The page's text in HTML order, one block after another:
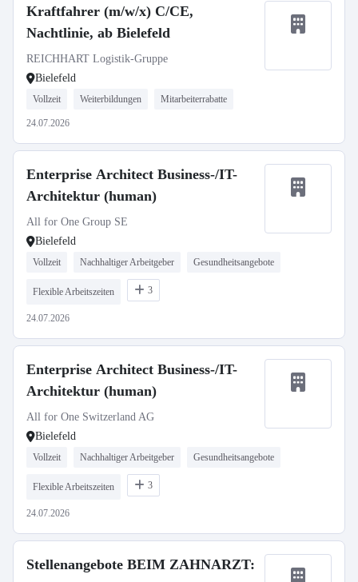
Kraftfahrer (m/w/x) C/CE,
Nachtlinie, ab Bielefeld
REICHHART Logistik-Gruppe
Bielefeld
Vollzeit Weiterbildungen Mitarbeiterrabatte
24.07.2026
Enterprise Architect Business-/IT-
Architektur (human)
All for One Group SE
Bielefeld
Vollzeit Nachhaltiger Arbeitgeber Gesundheitsangebote
Flexible Arbeitszeiten 3
24.07.2026
Enterprise Architect Business-/IT-
Architektur (human)
All for One Switzerland AG
Bielefeld
Vollzeit Nachhaltiger Arbeitgeber Gesundheitsangebote
Flexible Arbeitszeiten 3
24.07.2026
Stellenangebote BEIM ZAHNARZT: